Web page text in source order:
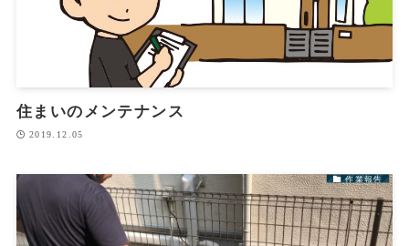
住まいのメンテナンス
2019.12.05
作業報告